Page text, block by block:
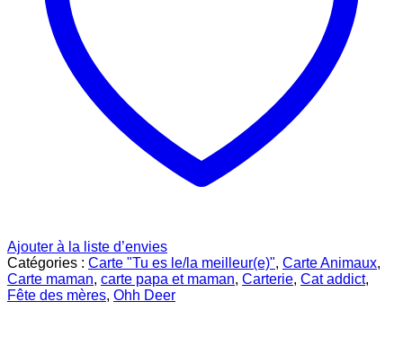
Ajouter à la liste d’envies
Catégories : Carte "Tu es le/la meilleur(e)", Carte Animaux,
Carte maman, carte papa et maman, Carterie, Cat addict,
Fête des mères, Ohh Deer